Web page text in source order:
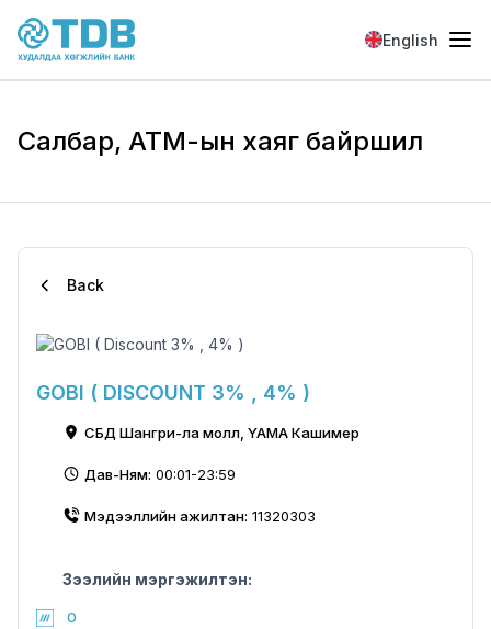
Skip to main content
English
Салбар, АТМ-ын хаяг байршил
Back
GOBI ( DISCOUNT 3% , 4% )
СБД Шангри-ла молл, YAMA Кашимер
Дав-Ням: 00:01-23:59
Мэдээллийн ажилтан: 11320303
Зээлийн мэргэжилтэн:
0